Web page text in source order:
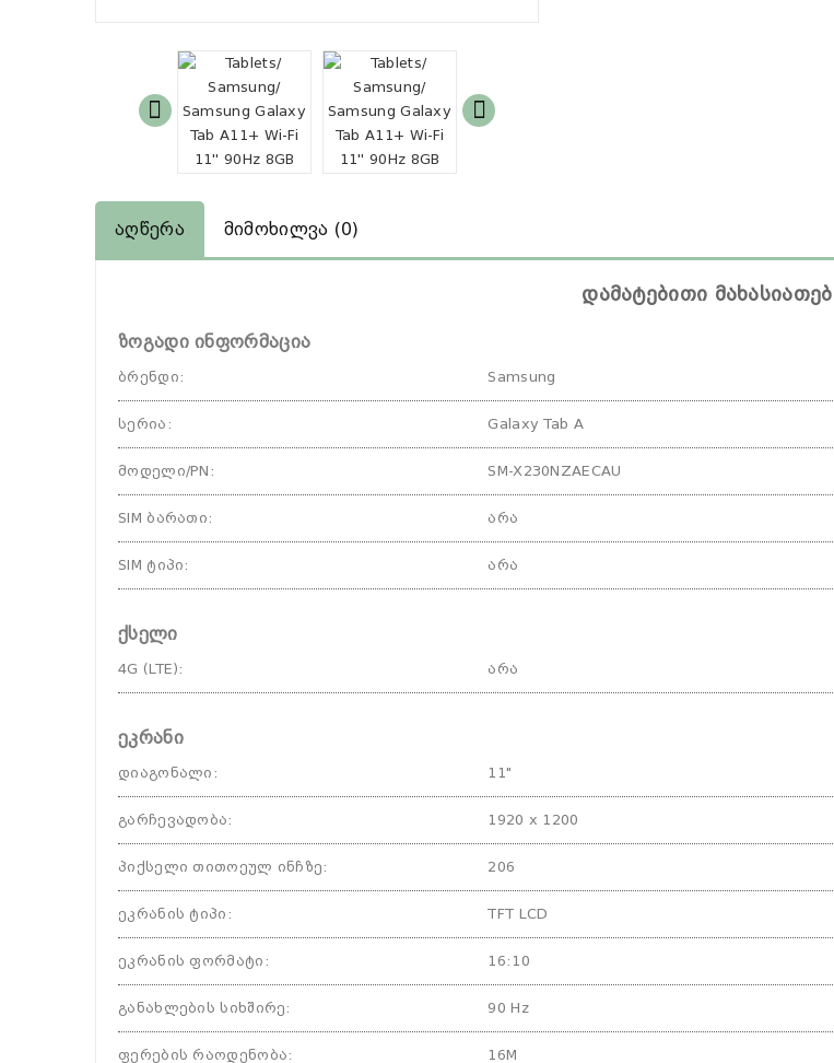
Აღწერა Მიმოხილვა (0)
დამატებითი
ზოგადი ინფორმაცია
ბრენდი: Samsung
სერია : Galaxy Tab A
მოდელი/PN : SM-X230NZAECAU
SIM ბარათი: არა
SIM ტიპი: არა
ქსელი
4G (LTE): არა
ეკრანი
დიაგონალი : 11"
გარჩევადობა: 1920 x 1200
პიქსელი თითოეულ ინჩზე: 206
ეკრანის ტიპი : TFT LCD
ეკრანის ფორმატი : 16:10
განახლების სიხშირე: 90 Hz
ფერების რაოდენობა: 16M